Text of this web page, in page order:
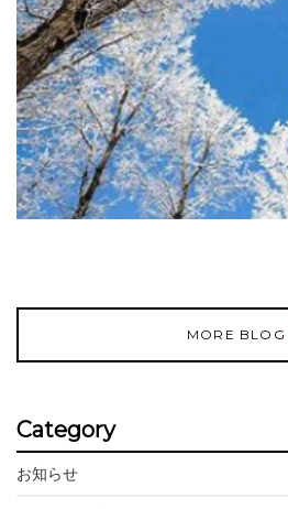
MORE BLOG
Category
お知らせ